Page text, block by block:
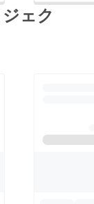
ェク